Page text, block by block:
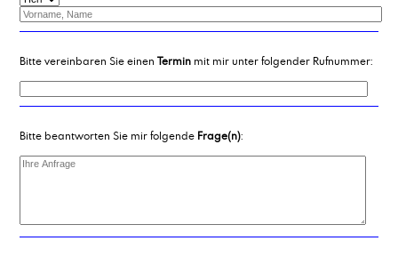
Bitte vereinbaren Sie einen Terminmit mir unter folgender Rufnummer:
Bitte beantworten Sie mir folgende Frage(n):